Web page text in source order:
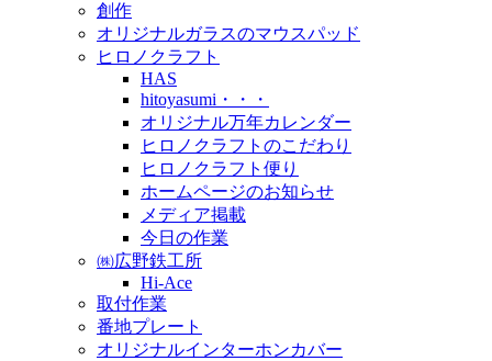
創作
オリジナルガラスのマウスパッド
ヒロノクラフト
HAS
hitoyasumi・・・
オリジナル万年カレンダー
ヒロノクラフトのこだわり
ヒロノクラフト便り
ホームページのお知らせ
メディア掲載
今日の作業
㈱広野鉄工所
Hi-Ace
取付作業
番地プレート
オリジナルインターホンカバー